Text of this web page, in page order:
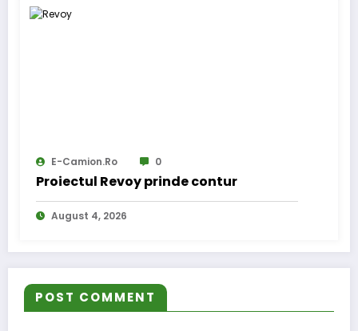
E-Camion.ro 0
Proiectul Revoy prinde contur
August 4, 2026
POST COMMENT